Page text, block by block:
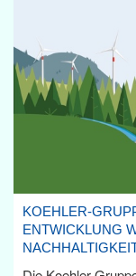
KOEHLER-
ENTWICKLUNG